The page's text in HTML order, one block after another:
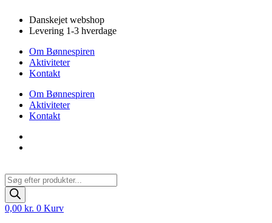
indhold
Danskejet webshop
Levering 1-3 hverdage
Om Bønnespiren
Aktiviteter
Kontakt
Om Bønnespiren
Aktiviteter
Kontakt
Products
search
0,00 kr. 0 Kurv